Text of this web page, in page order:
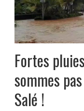
Fortes
sommes
Salé !